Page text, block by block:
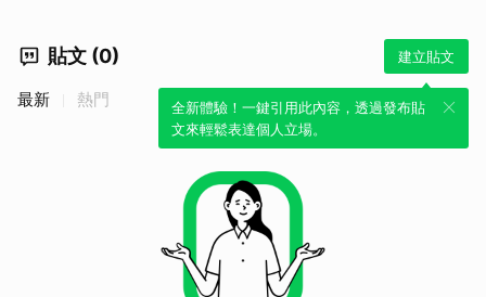
貼文 (0) 建立貼文
全新體驗！一鍵引用此內容，透過發布貼
文來輕鬆表達個人立場。
最新 熱門